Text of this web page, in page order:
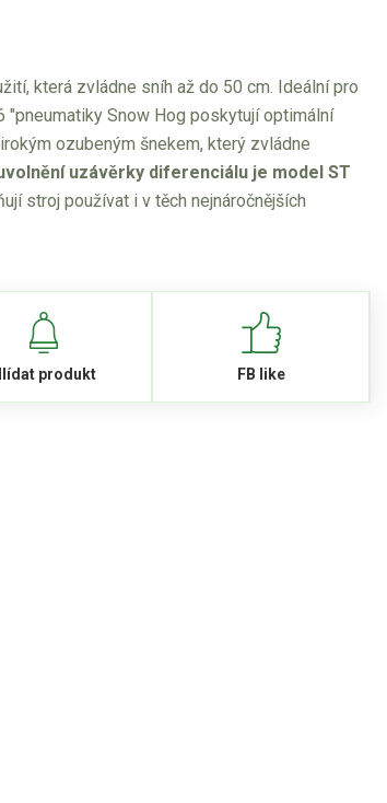
která zvládne sníh až do 50 cm. Ideální pro
"pneumatiky Snow Hog poskytují optimální
ozubeným šnekem, který zvládne
uzávěrky diferenciálu je model ST
stroj používat i v těch nejnáročnějších
produkt FB like